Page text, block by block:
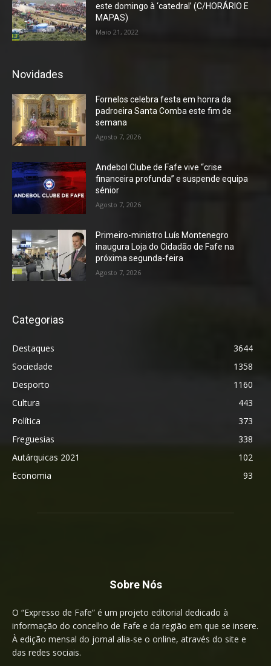
este domingo à ‘catedral’ (C/HORÁRIO E
MAPAS)
Maio 21, 2022
Novidades
Fornelos celebra festa em honra da
padroeira Santa Comba este fim de
semana
Agosto 7, 2026
Andebol Clube de Fafe vive “crise
financeira profunda” e suspende equipa
sénior
Agosto 7, 2026
Primeiro-ministro Luís Montenegro
inaugura Loja do Cidadão de Fafe na
próxima segunda-feira
Agosto 7, 2026
Categorias
Destaques
3644
Sociedade
1358
Desporto
1160
Cultura
443
Política
373
Freguesias
338
Autárquicas 2021
102
Economia
93
Sobre Nós
O “Expresso de Fafe” é um projeto editorial dedicado à
informação do concelho de Fafe e da região em que se insere.
À edição mensal do jornal alia-se o online, através do site e
das redes sociais.